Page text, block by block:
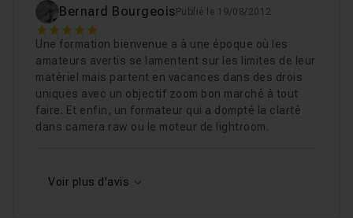
Bernard Bourgeois Publié le 19/08/2012
5
Une formation bienvenue a à une époque où les
amateurs avertis se lamentent sur les limites de leur
matériel mais partent en vacances dans des drois
uniques avec un objectif zoom bon marché à tout
faire. Et enfin, un formateur qui a dompté la clarté
dans camera raw ou le moteur de lightroom.
Voir plus d'avis